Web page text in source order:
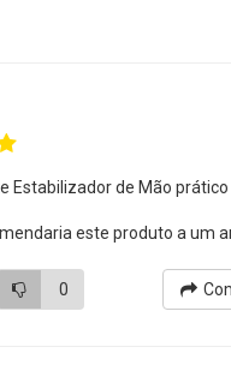
Estabilizador de Mão prático
este produto a um
0